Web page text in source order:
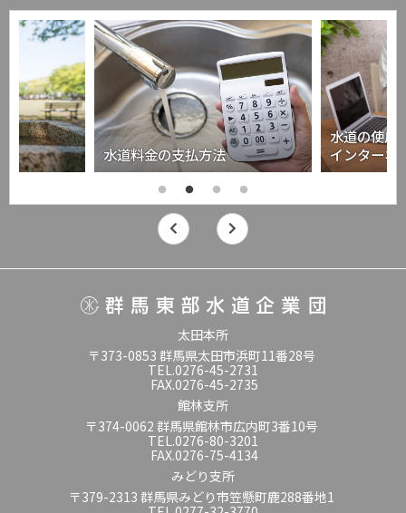
水道料金の支払方法
水道の使用
インターネ
太田本所
〒373-0853 群馬県太田市浜町11番28号
TEL.0276-45-2731
FAX.0276-45-2735
館林支所
〒374-0062 群馬県館林市広内町3番10号
TEL.0276-80-3201
FAX.0276-75-4134
みどり支所
〒379-2313 群馬県みどり市笠懸町鹿288番地1